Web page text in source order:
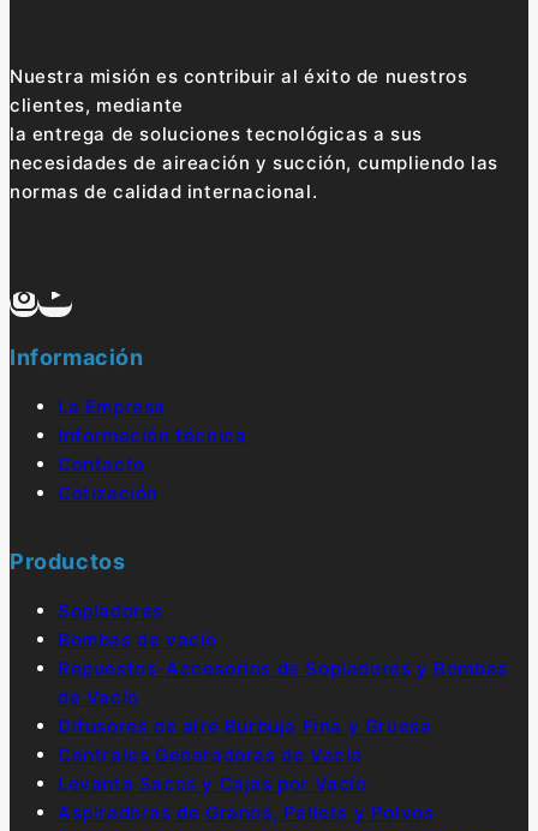
Nuestra misión es contribuir al éxito de nuestros
clientes, mediante
la entrega de soluciones tecnológicas a sus
necesidades de aireación y succión, cumpliendo las
normas de calidad internacional.
Información
La Empresa
Información técnica
Contacto
Cotización
Productos
Sopladores
Bombas de vacío
Repuestos-Accesorios de Sopladores y Bombas
de Vacío
Difusores de aire Burbuja Fina y Gruesa
Centrales Generadoras de Vacío
Levanta Sacos y Cajas por Vacío
Aspiradoras de Granos, Pellets y Polvos